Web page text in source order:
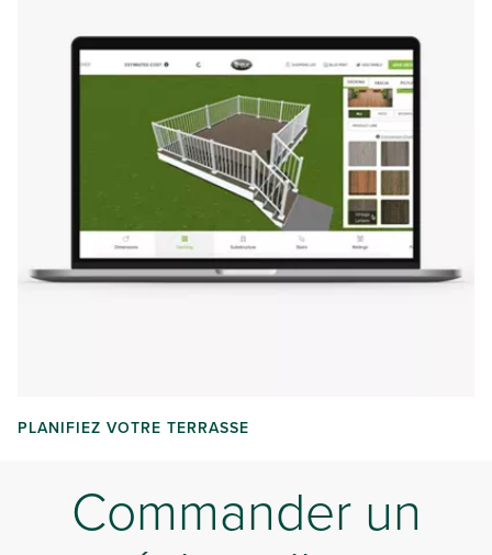
PLANIFIEZ VOTRE TERRASSE
Commander un